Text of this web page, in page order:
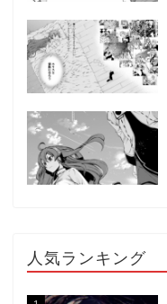
人気ランキング